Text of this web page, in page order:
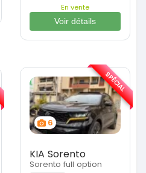
En vente
Voir détails
6
KIA Sorento
Sorento full option
SPÉCIAL